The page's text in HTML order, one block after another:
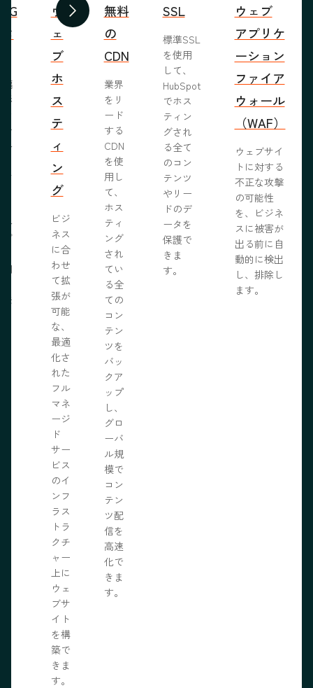
前へ 次へ
編
形
ル
ル
ブ
ウ
ェ
ブ
ホ
ス
テ
ィ
ン
グ
ビジ
ネス
に合
わせ
て拡
張が
可能
な、
最適
化さ
れた
フル
マネ
ージ
ド
サー
ビス
のイ
ンフ
ラス
トラ
クチ
ャー
上に
ウェ
ブサ
イト
を構
築で
きま
す。
無料
の
CDN
業界
をリ
ード
する
CDN
を使
用し
て、
ホス
ティ
ング
され
てい
る全
ての
コン
テン
ツを
バッ
クア
ップ
し、
グロ
ーバ
ル規
模で
コン
テン
ツ配
信を
高速
化で
きま
す。
SSL
標準SSL
を使用
して、
HubSpot
でホス
ティン
グされ
る全て
のコン
テンツ
やリー
ドのデ
ータを
保護で
きま
す。
ウェブ
アプリケ
ーション
ファイア
ウォール
（WAF）
ウェブサイ
トに対する
不正な攻撃
の可能性
を、ビジネ
スに被害が
出る前に自
動的に検出
し、排除し
ます。